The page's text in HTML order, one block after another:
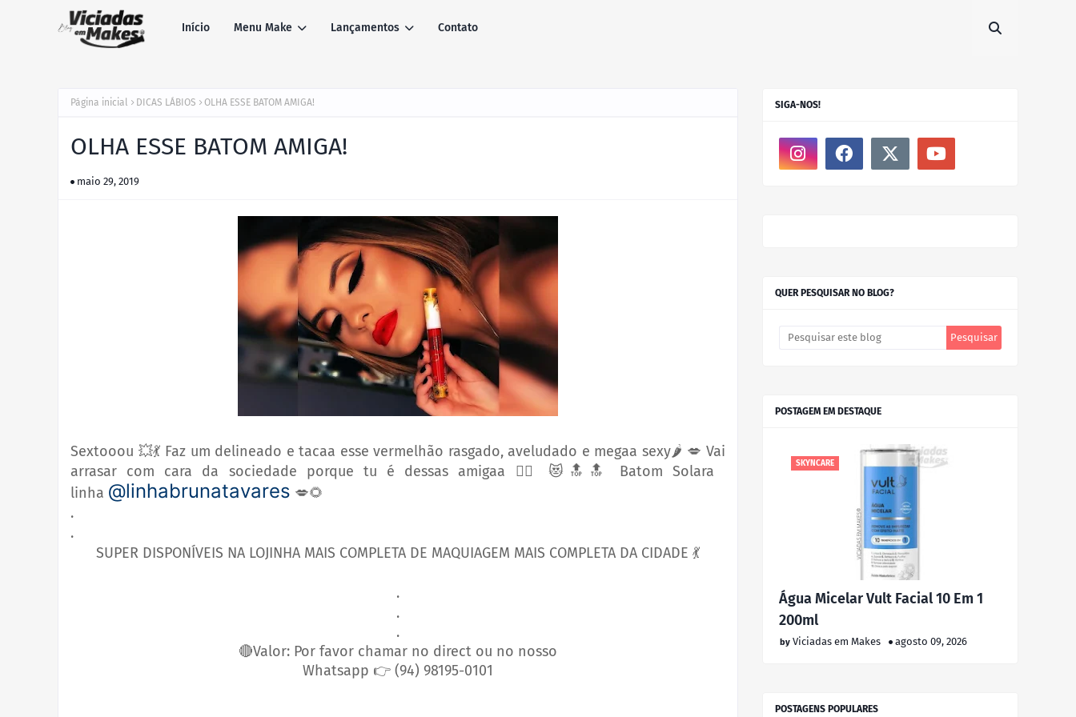
Início Menu Make Lançamentos Contato
Página inicial DICAS LÁBIOS OLHA ESSE BATOM AMIGA!
OLHA ESSE BATOM AMIGA!
maio 29, 2019
Sextooou 💥💃 Faz um delineado e tacaa esse vermelhão rasgado, aveludado e megaa sexy🌶 💋 Vai
arrasar com cara da sociedade porque tu é dessas amigaa 🙆‍♀️ 😻🔝🔝 Batom Solara
linha @linhabrunatavares 💋🌻
.
.
SUPER DISPONÍVEIS NA LOJINHA MAIS COMPLETA DE MAQUIAGEM MAIS COMPLETA DA CIDADE 💃
.
.
.
🔴Valor: Por favor chamar no direct ou no nosso
Whatsapp 👉 (94) 98195-0101
SIGA-NOS!
QUER PESQUISAR NO BLOG?
POSTAGEM EM DESTAQUE
SKYNCARE
Água Micelar Vult Facial 10 Em 1
200ml
Viciadas em Makes agosto 09, 2026
POSTAGENS POPULARES